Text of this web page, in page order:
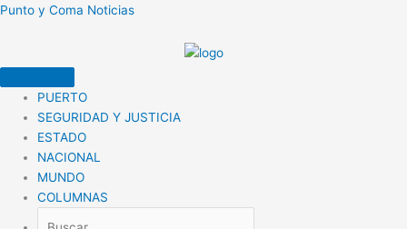
Ir
Punto y Coma Noticias
PUERTO
SEGURIDAD Y JUSTICIA
ESTADO
NACIONAL
MUNDO
COLUMNAS